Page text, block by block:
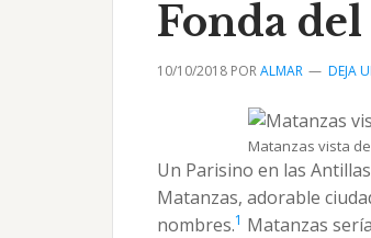
Fonda
10/10/2018 PORALMAR DEJA
Matanzas vista
Un Parisino en las
Matanzas, adorable
nombres.1 Matanzas